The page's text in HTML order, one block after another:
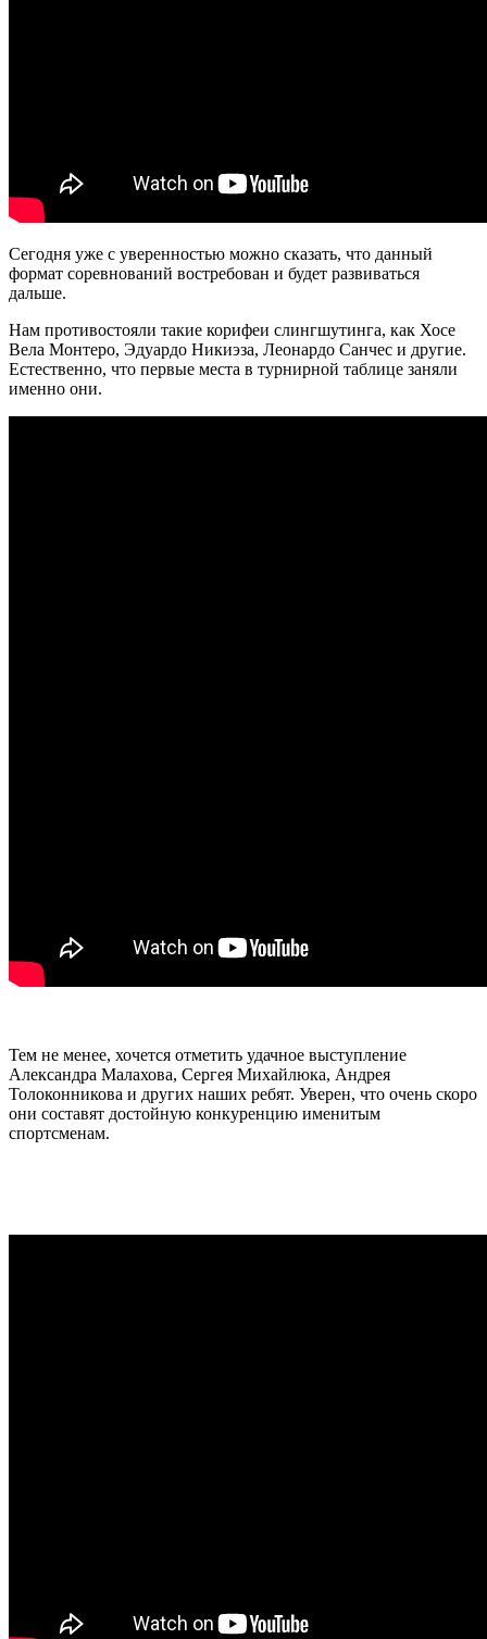
Сегодня уже с уверенностью можно сказать, что данный
формат соревнований востребован и будет развиваться
дальше.
Нам противостояли такие корифеи слингшутинга, как Хосе
Вела Монтеро, Эдуардо Никиэза, Леонардо Санчес и другие.
Естественно, что первые места в турнирной таблице заняли
именно они.
Тем не менее, хочется отметить удачное выступление
Александра Малахова, Сергея Михайлюка, Андрея
Толоконникова и других наших ребят. Уверен, что очень скоро
они составят достойную конкуренцию именитым
спортсменам.